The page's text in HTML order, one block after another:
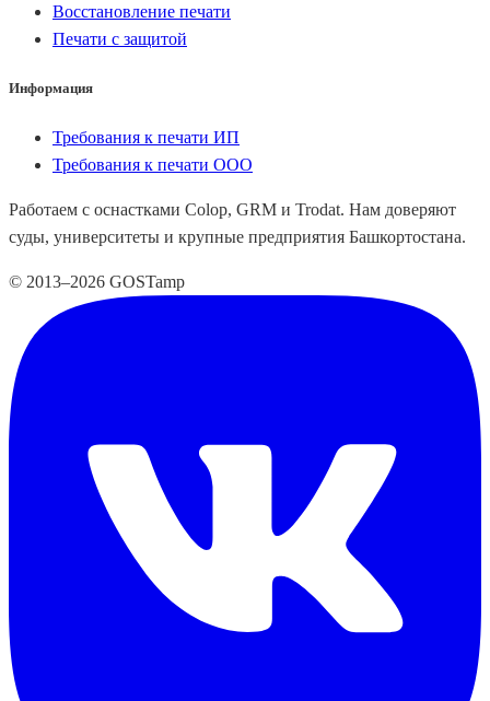
Восстановление печати
Печати с защитой
Информация
Требования к печати ИП
Требования к печати ООО
Работаем с оснастками Colop, GRM и Trodat. Нам доверяют
суды, университеты и крупные предприятия Башкортостана.
© 2013–2026 GOSTamp